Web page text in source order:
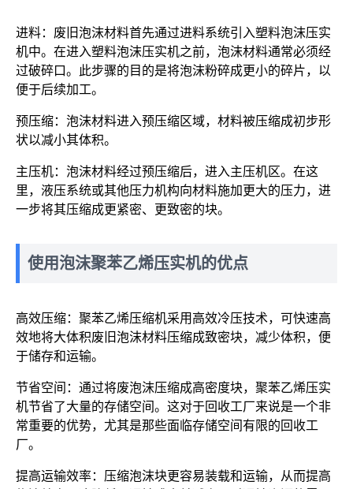
进料：废旧泡沫材​​料首先通过进料系统引入塑料泡沫压实
机中。在进入塑料泡沫压实机之前，泡沫材料通常必须经
过破碎口。此步骤的目的是将泡沫粉碎成更小的碎片，以
便于后续加工。
预压缩：泡沫材料进入预压缩区域，材料被压缩成初步形
状以减小其体积。
主压机：泡沫材料经过预压缩后，进入主压机区。在这
里，液压系统或其他压力机构向材料施加更大的压力，进
一步将其压缩成更紧密、更致密的块。
使用泡沫聚苯乙烯压实机的优点
高效压缩：聚苯乙烯压缩机采用高效冷压技术，可快速高
效地将大体积废旧泡沫材​​料压缩成致密块，减少体积，便
于储存和运输。
节省空间：通过将废泡沫压缩成高密度块，聚苯乙烯压实
机节省了大量的存储空间。这对于回收工厂来说是一个非
常重要的优势，尤其是那些面临存储空间有限的回收工
厂。
提高运输效率：压缩泡沫块更容易装载和运输，从而提高